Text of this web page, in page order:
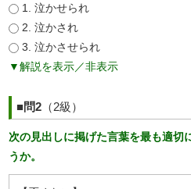
1. 泣かせられ
2. 泣かされ
3. 泣かさせられ
▼解説を表示／非表示
■問2（2級）
次の見出しに掲げた言葉を最も適切
うか。